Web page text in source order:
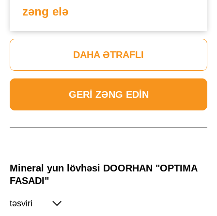
zəng elə
DAHA ƏTRAFLI
GERI ZƏNG EDIN
Mineral yun lövhəsi DOORHAN "OPTIMA
FASADI"
təsviri